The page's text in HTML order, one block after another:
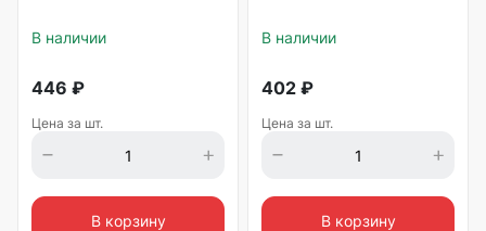
В наличии
446 ₽
Цена за шт.
В корзину
В наличии
402 ₽
Цена за шт.
В корзину